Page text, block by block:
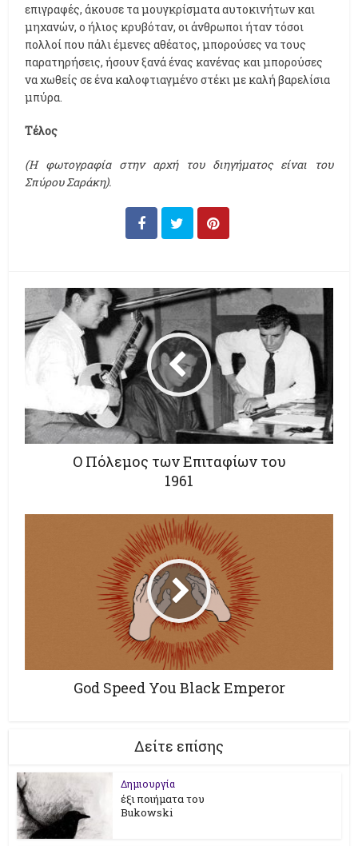
επιγραφές, άκουσε τα μουγκρίσματα αυτοκινήτων και
μηχανών, ο ήλιος κρυβόταν, οι άνθρωποι ήταν τόσοι
πολλοί που πάλι έμενες αθέατος, μπορούσες να τους
παρατηρήσεις, ήσουν ξανά ένας κανένας και μπορούσες
να χωθείς σε ένα καλοφτιαγμένο στέκι με καλή βαρελίσια
μπύρα.
Τέλος
(Η φωτογραφία στην αρχή του διηγήματος είναι του
Σπύρου Σαράκη).
Ο Πόλεμος των Επιταφίων του
1961
God Speed You Black Emperor
Δείτε επίσης
Δημιουργία
έξι ποιήματα του
Bukowski